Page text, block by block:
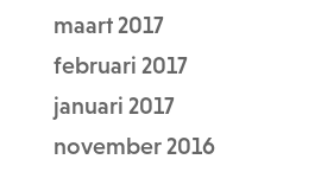
maart 2017
februari 2017
januari 2017
november 2016